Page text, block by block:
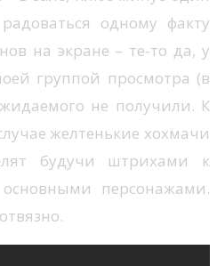
одному факту
на экране – те-то да, у
группой просмотра (в
не получили. К
желтенькие хохмачи
будучи штрихами к
персонажами.